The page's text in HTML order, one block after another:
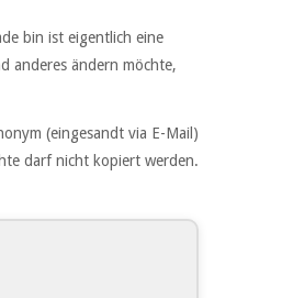
bin ist eigentlich eine
anderes ändern möchte,
(eingesandt via E-Mail)
darf nicht kopiert werden.